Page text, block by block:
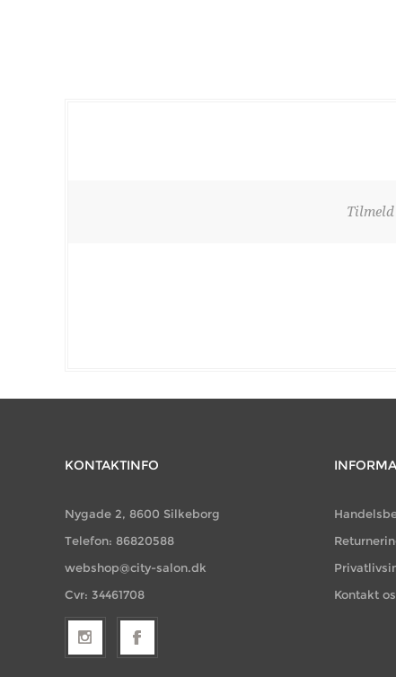
KONTAKTINFO
Nygade 2, 8600 Silkeborg
Telefon: 86820588
webshop@city-salon.dk
Cvr: 34461708
Kontakt os